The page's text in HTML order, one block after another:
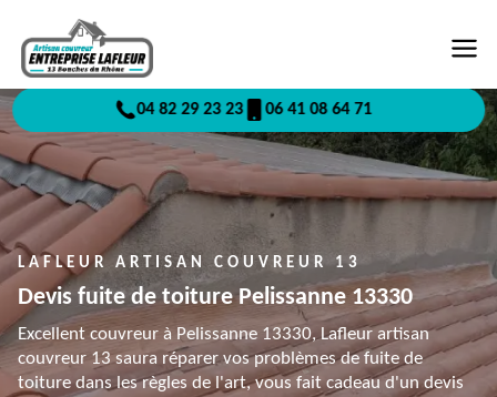
04 82 29 23 23 06 41 08 64 71
LAFLEUR ARTISAN COUVREUR 13
Devis fuite de toiture Pelissanne 13330
Excellent couvreur à Pelissanne 13330, Lafleur artisan
couvreur 13 saura réparer vos problèmes de fuite de
toiture dans les règles de l'art, vous fait cadeau d'un devis